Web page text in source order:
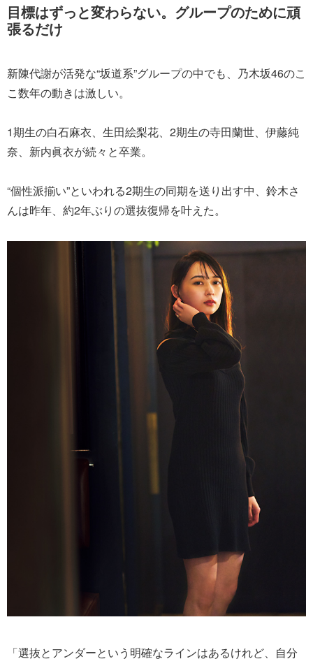
目標はずっと変わらない。グループのために頑
張るだけ
新陳代謝が活発な“坂道系”グループの中でも、乃木坂46のこ
こ数年の動きは激しい。
1期生の白石麻衣、生田絵梨花、2期生の寺田蘭世、伊藤純
奈、新内眞衣が続々と卒業。
“個性派揃い”といわれる2期生の同期を送り出す中、鈴木さ
んは昨年、約2年ぶりの選抜復帰を叶えた。
「選抜とアンダーという明確なラインはあるけれど、自分